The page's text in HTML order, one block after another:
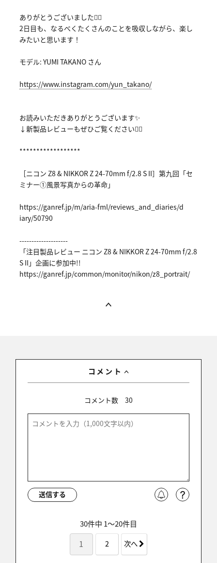
ありがとうございました🙇‍♂️
2日目も、なるべくたくさんのことを吸収しながら、楽し
みたいと思います！
モデル: YUMI TAKANO さん
https://www.instagram.com/yun_ takano/
お読みいただきありがとうございます✨
↓新製品レビューもぜひご覧ください🙇‍♂️
******************
［ニコン Z8 & NIKKOR Z 24-70mm f/2.8 S II］第九回「セ
ミナー①風景写真からの革命」
https://ganref.jp/m/aria-fml/reviews_and _diaries/d
iary/50790
--------------------
「注目製品レビュー ニコン Z8 & NIKKOR Z 24-70mm f/2.8
S II」企画に参加中!!
https://ganref.jp/common/monitor/nikon/z8_portrait/
コメント
コメント数 30
送信する
30件中 1〜20件目
1 2 次へ